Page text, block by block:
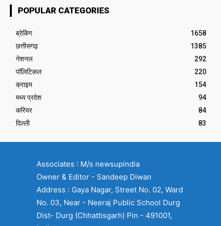
POPULAR CATEGORIES
ब्रेकिंग
1658
छत्तीसगढ़
1385
नेशनल
292
पॉलिटिकल
220
क्राइम
154
मध्य प्रदेश
94
करियर
84
दिल्ली
83
Associates : M/s newsupindia
Owner & Editor - Sandeep Diwan
Address : Gaya Nagar, Street No. 02, Ward
No. 03, Near - Neeraj Public School Durg
Dist- Durg (Chhattisgarh) Pin - 491001,